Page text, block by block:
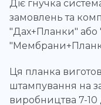
Діє гнучка
замовлень та
"Дах+Планки" або
Ця планка
штампування на
виробництва 7-10